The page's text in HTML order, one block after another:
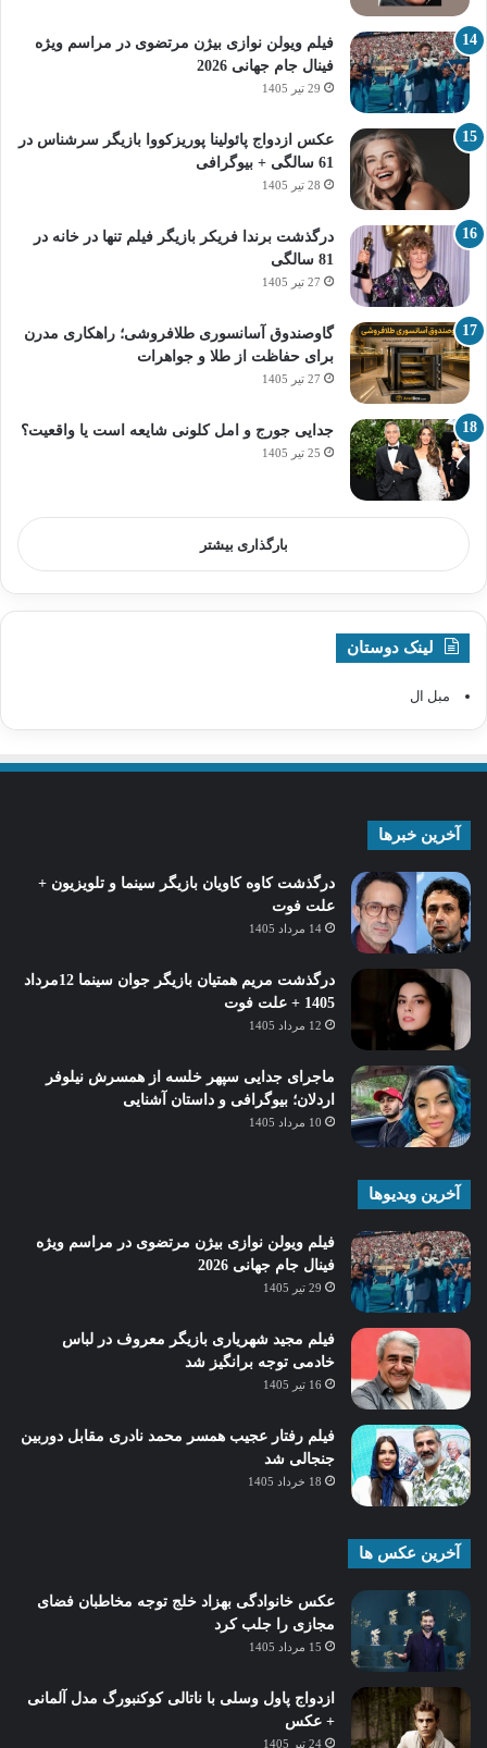
فیلم ویولن نوازی بیژن مرتضوی در مراسم ویژه
فینال جام جهانی 2026
29 تیر 1405
عکس ازدواج پائولینا پوریزکووا بازیگر سرشناس در
61 سالگی + بیوگرافی
28 تیر 1405
درگذشت برندا فریکر بازیگر فیلم تنها در خانه در
81 سالگی
27 تیر 1405
گاوصندوق آسانسوری طلافروشی؛ راهکاری مدرن
برای حفاظت از طلا و جواهرات
27 تیر 1405
جدایی جورج و امل کلونی شایعه است یا واقعیت؟
25 تیر 1405
بارگذاری بیشتر
لینک دوستان
مبل ال
آخرین خبرها
درگذشت کاوه کاویان بازیگر سینما و تلویزیون +
علت فوت
14 مرداد 1405
درگذشت مریم همتیان بازیگر جوان سینما 12مرداد
1405 + علت فوت
12 مرداد 1405
ماجرای جدایی سپهر خلسه از همسرش نیلوفر
اردلان؛ بیوگرافی و داستان آشنایی
10 مرداد 1405
آخرین ویدیوها
فیلم ویولن نوازی بیژن مرتضوی در مراسم ویژه
فینال جام جهانی 2026
29 تیر 1405
فیلم مجید شهریاری بازیگر معروف در لباس
خادمی توجه برانگیز شد
16 تیر 1405
فیلم رفتار عجیب همسر محمد نادری مقابل دوربین
جنجالی شد
18 خرداد 1405
آخرین عکس ها
عکس خانوادگی بهزاد خلج توجه مخاطبان فضای
مجازی را جلب کرد
15 مرداد 1405
ازدواج پاول وسلی با ناتالی کوکنبورگ مدل آلمانی
+ عکس
24 تیر 1405